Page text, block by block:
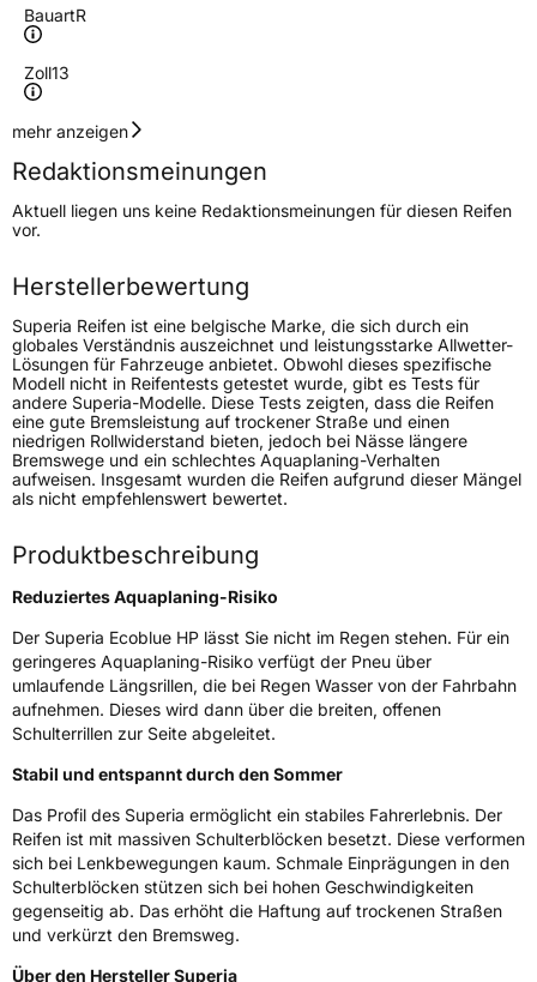
BauartR
Zoll13
Geschwindigkeitsindex
Höchstgeschwindigkeit
190 km/h
Lastindex83
Höchstlast487 kg
Gewicht (in kg) 5,78 kg
Generelle Merkmale
FahrzeugtypPKW
VerwendungSommerreifen
ModellnameEcoblue HP
Weitere Eigenschaften
SchlauchtypTL
ZustandNeureifen
EU Label
EffizienzD
NasshaftungC
mehr anzeigen
Redaktionsmeinungen
Aktuell liegen uns keine Redaktionsmeinungen für diesen Reifen
vor.
Herstellerbewertung
Superia Reifen ist eine belgische Marke, die sich durch ein
globales Verständnis auszeichnet und leistungsstarke Allwetter-
Lösungen für Fahrzeuge anbietet. Obwohl dieses spezifische
Modell nicht in Reifentests getestet wurde, gibt es Tests für
andere Superia-Modelle. Diese Tests zeigten, dass die Reifen
eine gute Bremsleistung auf trockener Straße und einen
niedrigen Rollwiderstand bieten, jedoch bei Nässe längere
Bremswege und ein schlechtes Aquaplaning-Verhalten
aufweisen. Insgesamt wurden die Reifen aufgrund dieser Mängel
als nicht empfehlenswert bewertet.
Produktbeschreibung
Reduziertes Aquaplaning-Risiko
Der Superia Ecoblue HP lässt Sie nicht im Regen stehen. Für ein
geringeres Aquaplaning-Risiko verfügt der Pneu über
umlaufende Längsrillen, die bei Regen Wasser von der Fahrbahn
aufnehmen. Dieses wird dann über die breiten, offenen
Schulterrillen zur Seite abgeleitet.
Stabil und entspannt durch den Sommer
Das Profil des Superia ermöglicht ein stabiles Fahrerlebnis. Der
Reifen ist mit massiven Schulterblöcken besetzt. Diese verformen
sich bei Lenkbewegungen kaum. Schmale Einprägungen in den
Schulterblöcken stützen sich bei hohen Geschwindigkeiten
gegenseitig ab. Das erhöht die Haftung auf trockenen Straßen
und verkürzt den Bremsweg.
Über den Hersteller Superia